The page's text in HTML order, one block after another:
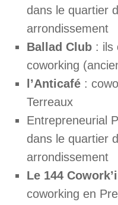
dans le quartier
arrondissement
Ballad Club : ils
coworking
l’Anticafé :
Terreaux
Entrepreneurial
dans le quartier
arrondissement
Le 144
coworking en